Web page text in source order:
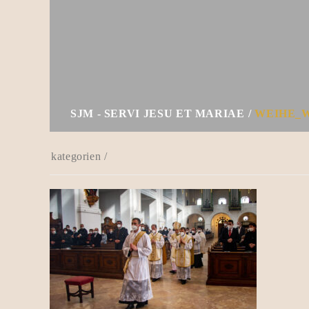
SJM - SERVI JESU ET MARIAE